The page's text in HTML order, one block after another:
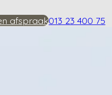
afspraak013 23 400 75